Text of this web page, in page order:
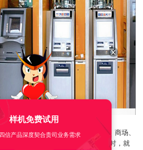
助产品，多布设在地铁口、超市、商场、
有有线网络不方便布设到自助终端时，就
样机免费试用
信产品深度契合贵司业务需求